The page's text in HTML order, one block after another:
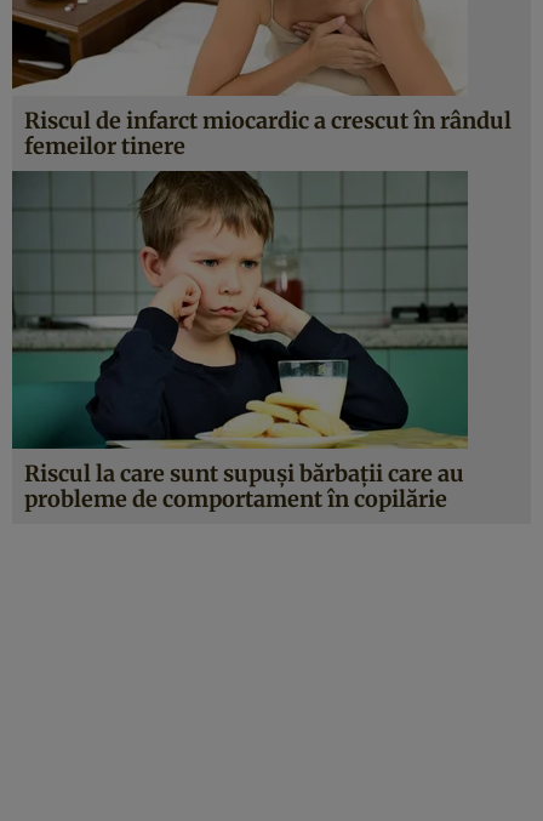
Riscul de infarct miocardic a crescut în rândul
femeilor tinere
Riscul la care sunt supuşi bărbaţii care au
probleme de comportament în copilărie